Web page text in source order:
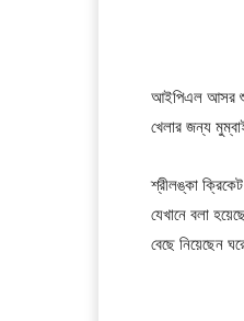
আইপিএল আসর
খেলার জন্য
শ্রীলঙ্কা
যেখানে বলা
বেছে নিয়েছেন